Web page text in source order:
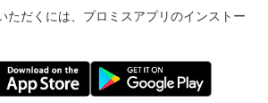
ただくには、プロミスアプリのインストー